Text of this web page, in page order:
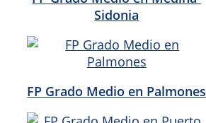
Sidonia
FP Grado Medio en Palmones